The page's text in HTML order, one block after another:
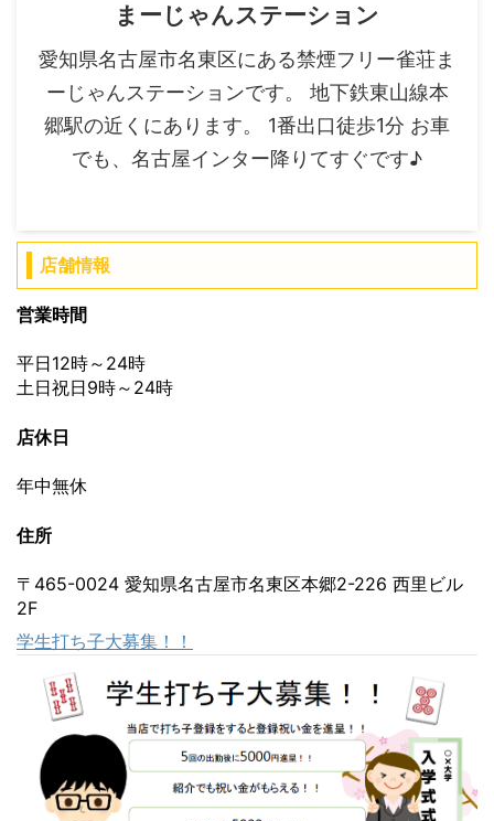
まーじゃんステーション
愛知県名古屋市名東区にある禁煙フリー雀荘ま
ーじゃんステーションです。 地下鉄東山線本
郷駅の近くにあります。 1番出口徒歩1分 お車
でも、名古屋インター降りてすぐです♪
店舗情報
営業時間
平日12時～24時
土日祝日9時～24時
店休日
年中無休
住所
〒465-0024 愛知県名古屋市名東区本郷2-226 西里ビル
2F
学生打ち子大募集！！